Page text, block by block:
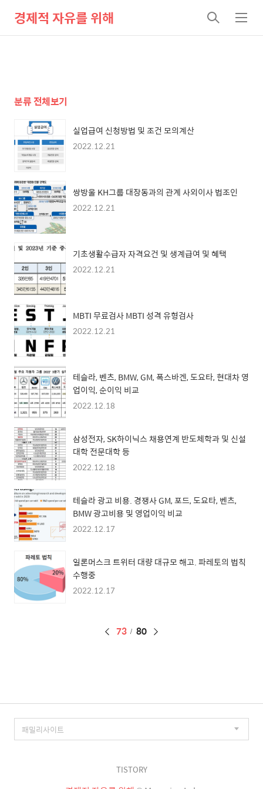
경제적 자유를 위해
검
색
메
뉴
분류 전체보기
실업급여 신청방법 및 조건 모의계산
2022.12.21
쌍방울 KH그룹 대장동과의 관계 사외이사 법조인
2022.12.21
기초생활수급자 자격요건 및 생계급여 및 혜택
2022.12.21
MBTI 무료검사 MBTI 성격 유형검사
2022.12.21
테슬라, 벤츠, BMW, GM, 폭스바겐, 도요타, 현대차 영
업이익, 순이익 비교
2022.12.18
삼성전자, SK하이닉스 채용연계 반도체학과 및 신설
대학 전문대학 등
2022.12.18
테슬라 광고 비용. 경쟁사 GM, 포드, 도요타, 벤츠,
BMW 광고비용 및 영업이익 비교
2022.12.17
일론머스크 트위터 대량 대규모 해고. 파레토의 법칙
수행중
2022.12.17
페
73 80
TISTORY